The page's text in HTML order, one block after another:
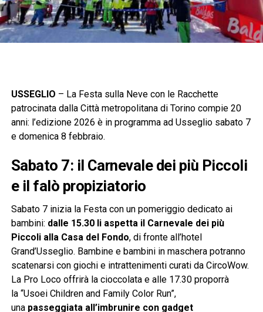
USSEGLIO – La Festa sulla Neve con le Racchette
patrocinata dalla Città metropolitana di Torino compie 20
anni: l’edizione 2026 è in programma ad Usseglio sabato 7
e domenica 8 febbraio.
Sabato 7: il Carnevale dei più Piccoli
e il falò propiziatorio
Sabato 7 inizia la Festa con un pomeriggio dedicato ai
bambini: dalle 15.30 li aspetta il Carnevale dei più
Piccoli alla Casa del Fondo, di fronte all’hotel
Grand’Usseglio. Bambine e bambini in maschera potranno
scatenarsi con giochi e intrattenimenti curati da CircoWow.
La Pro Loco offrirà la cioccolata e alle 17.30 proporrà
la “Usoei Children and Family Color Run”,
una passeggiata all’imbrunire con gadget